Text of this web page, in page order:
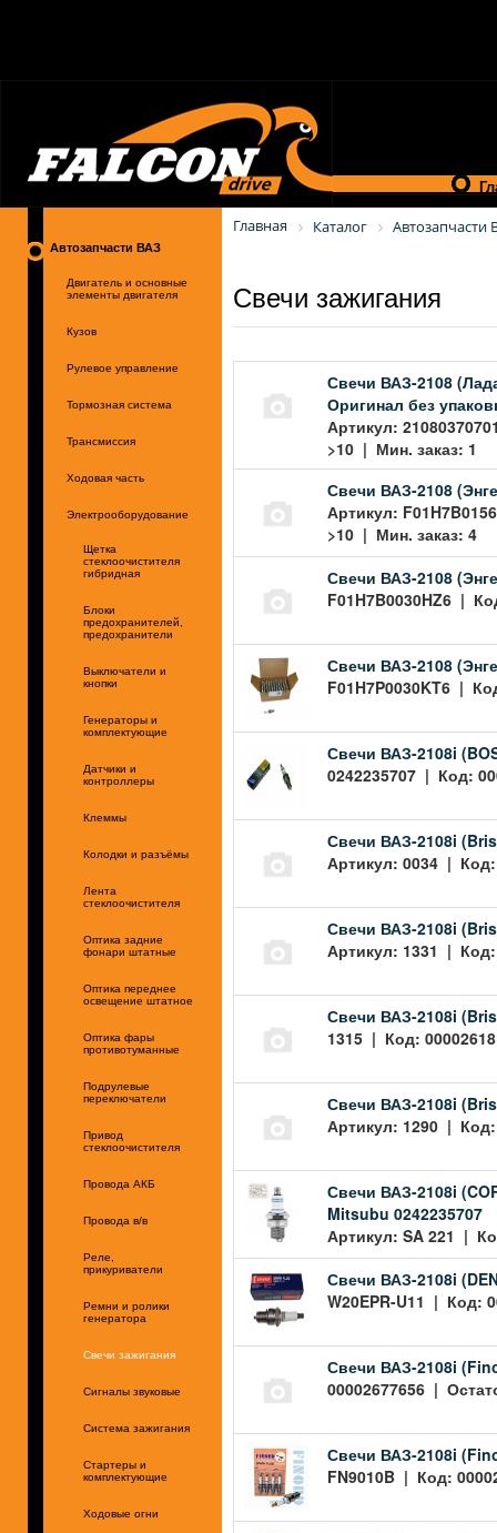
Автозапчасти ВАЗ
Двигатель и основные
элементы двигателя
Кузов
Рулевое управление
Тормозная система
Трансмиссия
Ходовая часть
Электрооборудование
Щетка
стеклоочистителя
гибридная
Блоки
предохранителей,
предохранители
Выключатели и
кнопки
Генераторы и
комплектующие
Датчики и
контроллеры
Клеммы
Колодки и разъёмы
Лента
стеклоочистителя
Оптика задние
фонари штатные
Оптика переднее
освещение штатное
Оптика фары
противотуманные
Подрулевые
переключатели
Привод
стеклоочистителя
Провода АКБ
Провода в/в
Реле,
прикуриватели
Ремни и ролики
генератора
Свечи зажигания
Сигналы звуковые
Система зажигания
Стартеры и
комплектующие
Ходовые огни
Главная Каталог Автозапчасти
Свечи зажигания
Свечи ВАЗ-2108
Оригинал без
Артикул:
>10 | Мин. заказ: 1
Свечи ВАЗ-2108
Артикул:
>10 | Мин. заказ: 4
Свечи ВАЗ-2108
F01H7B0030HZ6 |
Свечи ВАЗ-2108
F01H7P0030KT6 |
Свечи ВАЗ-2108i
0242235707 | Код:
Свечи ВАЗ-2108i
Артикул: 0034 |
Свечи ВАЗ-2108i
Артикул: 1331 |
Свечи ВАЗ-2108i
1315 | Код:
Свечи ВАЗ-2108i
Артикул: 1290 |
Свечи ВАЗ-2108i
Mitsubu 0242235707
Артикул: SA 221 |
Свечи ВАЗ-2108i
W20EPR-U11 | Код:
Свечи ВАЗ-2108i
00002677656 |
Свечи ВАЗ-2108i
FN9010B | Код: